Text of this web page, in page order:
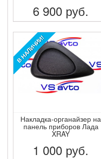
6 900 руб.
ПОДРОБНЕЕ
В НАЛИЧИИ!
Накладка-органайзер на
панель приборов Лада
XRAY
1 000 руб.